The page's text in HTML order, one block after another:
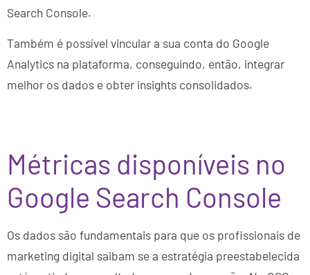
Search Console.
Também é possível vincular a sua conta do Google
Analytics na plataforma, conseguindo, então, integrar
melhor os dados e obter insights consolidados.
Métricas disponíveis no
Google Search Console
Os dados são fundamentais para que os profissionais de
marketing digital saibam se a estratégia preestabelecida